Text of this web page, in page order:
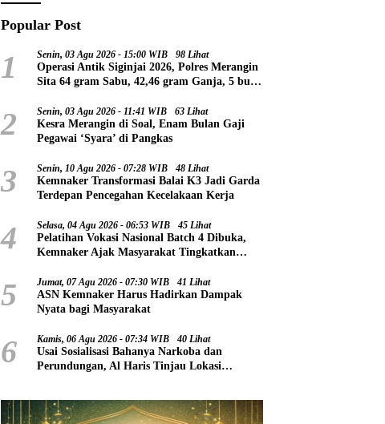
Popular Post
1 Senin, 03 Agu 2026 - 15:00 WIB 98 Lihat
Operasi Antik Siginjai 2026, Polres Merangin
Sita 64 gram Sabu, 42,46 gram Ganja, 5 butir
2 Senin, 03 Agu 2026 - 11:41 WIB 63 Lihat
Kesra Merangin di Soal, Enam Bulan Gaji
Pegawai ‘Syara’ di Pangkas
3 Senin, 10 Agu 2026 - 07:28 WIB 48 Lihat
Kemnaker Transformasi Balai K3 Jadi Garda
Terdepan Pencegahan Kecelakaan Kerja
4 Selasa, 04 Agu 2026 - 06:53 WIB 45 Lihat
Pelatihan Vokasi Nasional Batch 4 Dibuka,
Kemnaker Ajak Masyarakat Tingkatkan
5 Jumat, 07 Agu 2026 - 07:30 WIB 41 Lihat
ASN Kemnaker Harus Hadirkan Dampak
Nyata bagi Masyarakat
6 Kamis, 06 Agu 2026 - 07:34 WIB 40 Lihat
Usai Sosialisasi Bahanya Narkoba dan
Perundungan, Al Haris Tinjau Lokasi